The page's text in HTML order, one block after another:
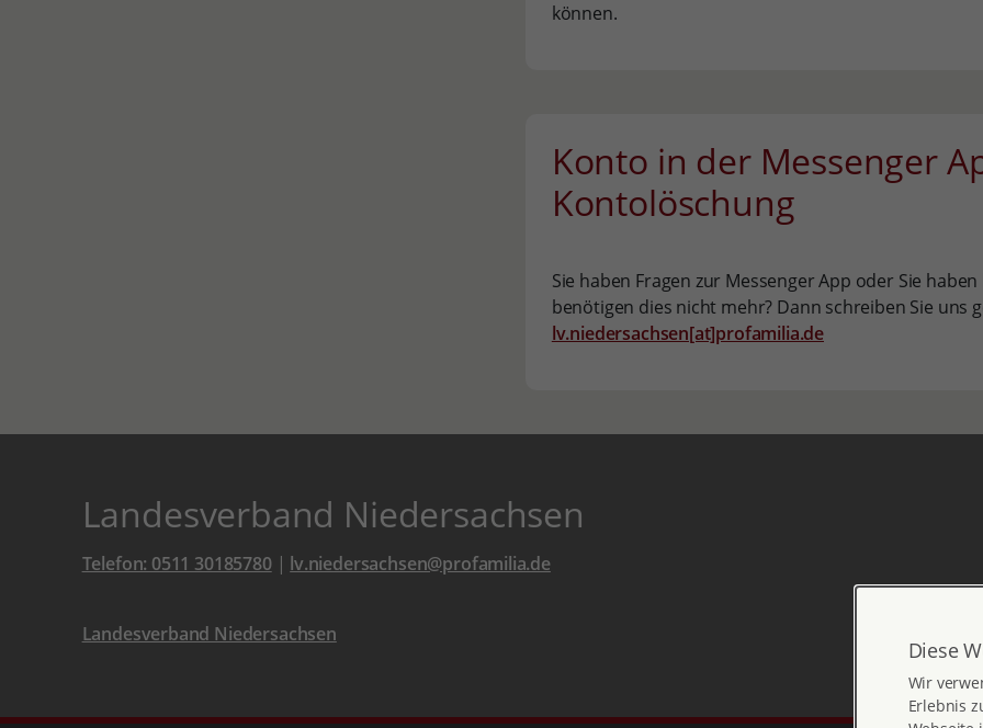
können.
Konto in der Messenger
Kontolöschung
Sie haben Fragen zur Messenger App oder Sie
benötigen dies nicht mehr? Dann schreiben Sie uns
lv.niedersachsen[at]profamilia.de
Landesverband Niedersachsen
Telefon: 0511 30185780| lv.niedersachsen@profamilia.de
Landesverband Niedersachsen
Diese
Wir
Erlebnis